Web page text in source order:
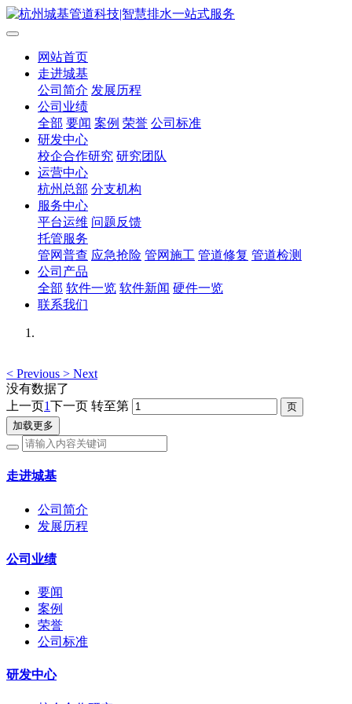
网站首页
走进城基
公司简介 发展历程
公司业绩
全部 要闻 案例 荣誉 公司标准
研发中心
校企合作研究 研究团队
运营中心
杭州总部 分支机构
服务中心
平台运维 问题反馈
托管服务
管网普查 应急抢险 管网施工 管道修复 管道检测
公司产品
全部 软件一览 软件新闻 硬件一览
联系我们
< Previous > Next
没有数据了
上一页1下一页 转至第
加载更多
走进城基
公司简介
发展历程
公司业绩
要闻
案例
荣誉
公司标准
研发中心